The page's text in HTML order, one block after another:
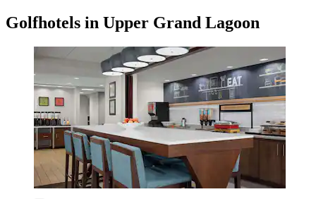
Golfhotels in Upper Grand Lagoon